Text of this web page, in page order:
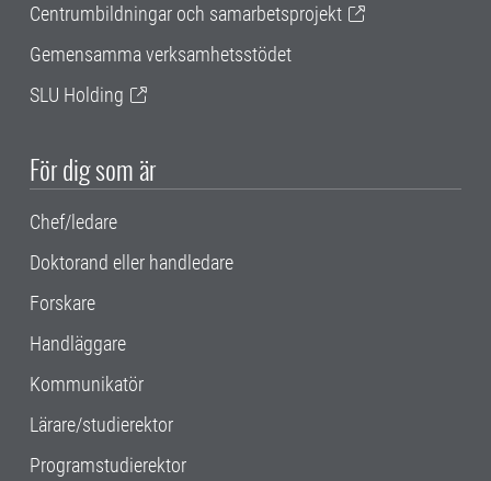
Centrumbildningar och samarbetsprojekt
Gemensamma verksamhetsstödet
SLU Holding
För dig som är
Chef/ledare
Doktorand eller handledare
Forskare
Handläggare
Kommunikatör
Lärare/studierektor
Programstudierektor